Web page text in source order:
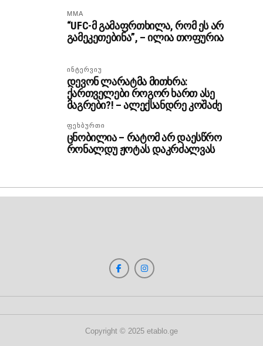
MMA
“UFC-მ გამაფრთხილა, რომ ეს არ
გამეკეთებინა”, – ილია თოფურია
ᲘᲜᲢᲔᲠᲕᲘᲣ
დევონ ლარატმა მითხრა:
ქართველები როგორ ხართ ასე
მაგრები?! – ალექსანდრე კოშაძე
ᲤᲔᲮᲑᲣᲠᲗᲘ
ცნობილია – რატომ არ დაესწრო
რონალდუ ჟოტას დაკრძალვას
Copyright © 2025 etablo.ge